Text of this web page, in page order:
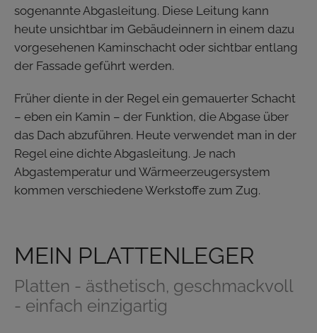
sogenannte Abgasleitung. Diese Leitung kann
heute unsichtbar im Gebäudeinnern in einem dazu
vorgesehenen Kaminschacht oder sichtbar entlang
der Fassade geführt werden.
Früher diente in der Regel ein gemauerter Schacht
– eben ein Kamin – der Funktion, die Abgase über
das Dach abzuführen. Heute verwendet man in der
Regel eine dichte Abgasleitung. Je nach
Abgastemperatur und Wärmeerzeugersystem
kommen verschiedene Werkstoffe zum Zug.
MEIN PLATTENLEGER
Platten - ästhetisch, geschmackvoll
- einfach einzigartig